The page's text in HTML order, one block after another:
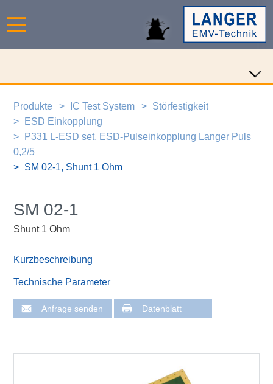
Produkte IC Test System
Störfestigkeit
ESD Einkopplung
P331 L-ESD set, ESD-Pulseinkopplung Langer Puls
0,2/5
SM 02-1, Shunt 1 Ohm
SM 02-1
Shunt 1 Ohm
Kurzbeschreibung
Technische Parameter
Anfrage senden Datenblatt